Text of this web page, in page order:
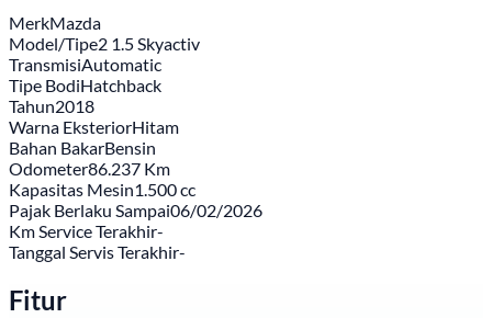
MerkMazda
Model/Tipe2 1.5 Skyactiv
TransmisiAutomatic
Tipe BodiHatchback
Tahun2018
Warna EksteriorHitam
Bahan BakarBensin
Odometer86.237 Km
Kapasitas Mesin1.500 cc
Pajak Berlaku Sampai06/02/2026
Km Service Terakhir-
Tanggal Servis Terakhir-
Fitur